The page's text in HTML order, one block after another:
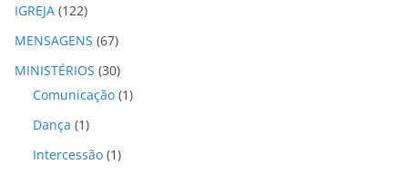
IGREJA (122)
MENSAGENS (67)
MINISTÉRIOS (30)
Comunicação (1)
Dança (1)
Intercessão (1)